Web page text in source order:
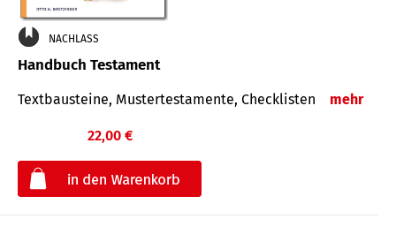
NACHLASS
Handbuch Testament
Textbausteine, Mustertestamente, Checklisten mehr
22,00 €